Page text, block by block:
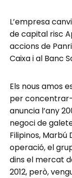
L’empresa
de capital risc
accions de
Caixa i al Banc
Els nous amos
per
anuncia l’any
negoci de
Filipinos, Marbú
operació, el
dins el mercat
2012, però,